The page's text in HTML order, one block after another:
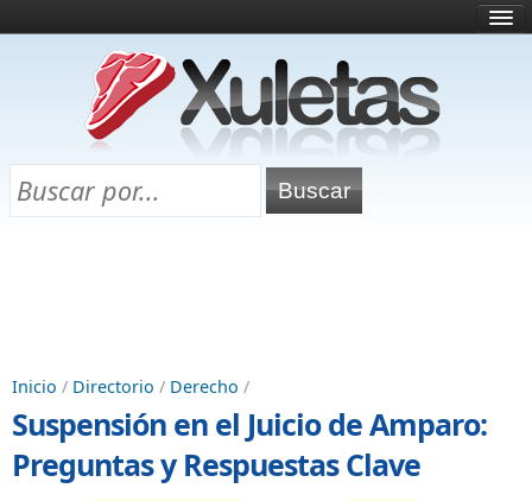
¿Qué es esto?
Directorio
Chuletas para exámenes
Inicio / Directorio / Derecho /
Suspensión en el Juicio de Amparo:
Preguntas y Respuestas Clave